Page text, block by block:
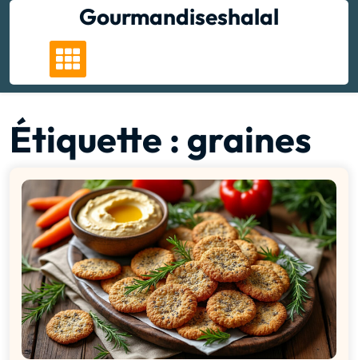
Gourmandiseshalal
Étiquette : graines